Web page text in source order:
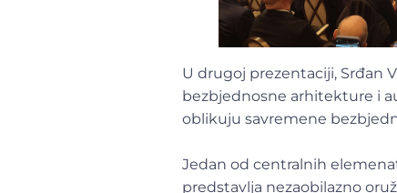
U drugoj prezentaciji, Srđan
bezbjednosne arhitekture i
oblikuju savremene
Jedan od centralnih
predstavlja nezaobilazno